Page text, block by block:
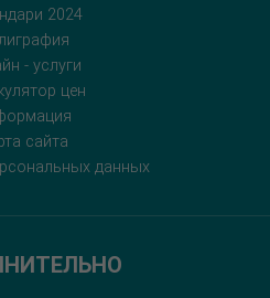
2024
- услуги
цен
сайта
данных